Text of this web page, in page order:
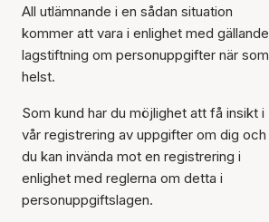
All utlämnande i en sådan situation
kommer att vara i enlighet med gällande
lagstiftning om personuppgifter när som
helst.
Som kund har du möjlighet att få insikt i
vår registrering av uppgifter om dig och
du kan invända mot en registrering i
enlighet med reglerna om detta i
personuppgiftslagen.